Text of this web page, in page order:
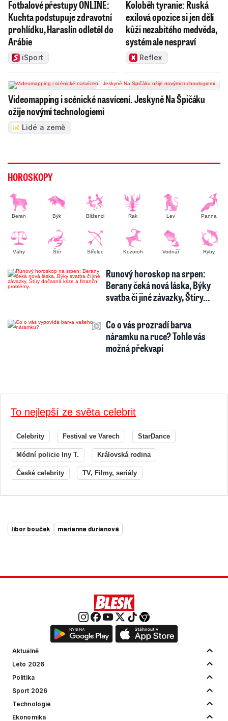
Fotbalové přestupy ONLINE:
Kuchta podstupuje zdravotní
prohlídku, Haraslín odletěl do
Arábie
iSport
Koloběh tyranie: Ruská
exilová opozice si jen dělí
kůži nezabitého medvěda,
systém ale nespraví
Reflex
Videomapping i scénické nasvícení. Jeskyně Na Špičáku
ožije novými technologiemi
Lidé a země
HOROSKOPY
Beran Býk Blíženci Rak Lev Panna
Váhy Štír Střelec Kozoroh Vodnář Ryby
Runový horoskop na srpen:
Berany čeká nová láska, Býky
svatba či jiné závazky, Štíry…
Co o vás prozradí barva
náramku na ruce? Tohle vás
možná překvapí
To nejlepší ze světa celebrit
Celebrity Festival ve Varech StarDance
Módní policie Iny T. Královská rodina
České celebrity TV, Filmy, seriály
libor bouček marianna ďurianová
Aktuálně
Léto 2026
Politika
Sport 2026
Technologie
Ekonomika